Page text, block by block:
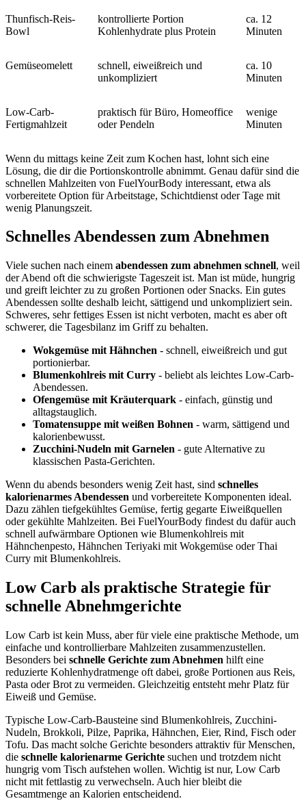
Thunfisch-Reis-
Bowl
kontrollierte Portion
Kohlenhydrate plus Protein
ca. 12
Minuten
Gemüseomelett
schnell, eiweißreich und
unkompliziert
ca. 10
Minuten
Low-Carb-
Fertigmahlzeit
praktisch für Büro, Homeoffice
oder Pendeln
wenige
Minuten
Wenn du mittags keine Zeit zum Kochen hast, lohnt sich eine
Lösung, die dir die Portionskontrolle abnimmt. Genau dafür sind die
schnellen Mahlzeiten von FuelYourBody interessant, etwa als
vorbereitete Option für Arbeitstage, Schichtdienst oder Tage mit
wenig Planungszeit.
Schnelles Abendessen zum Abnehmen
Viele suchen nach einem abendessen zum abnehmen schnell, weil
der Abend oft die schwierigste Tageszeit ist. Man ist müde, hungrig
und greift leichter zu zu großen Portionen oder Snacks. Ein gutes
Abendessen sollte deshalb leicht, sättigend und unkompliziert sein.
Schweres, sehr fettiges Essen ist nicht verboten, macht es aber oft
schwerer, die Tagesbilanz im Griff zu behalten.
Wokgemüse mit Hähnchen - schnell, eiweißreich und gut
portionierbar.
Blumenkohlreis mit Curry - beliebt als leichtes Low-Carb-
Abendessen.
Ofengemüse mit Kräuterquark - einfach, günstig und
alltagstauglich.
Tomatensuppe mit weißen Bohnen - warm, sättigend und
kalorienbewusst.
Zucchini-Nudeln mit Garnelen - gute Alternative zu
klassischen Pasta-Gerichten.
Wenn du abends besonders wenig Zeit hast, sind schnelles
kalorienarmes Abendessen und vorbereitete Komponenten ideal.
Dazu zählen tiefgekühltes Gemüse, fertig gegarte Eiweißquellen
oder gekühlte Mahlzeiten. Bei FuelYourBody findest du dafür auch
schnell aufwärmbare Optionen wie Blumenkohlreis mit
Hähnchenpesto, Hähnchen Teriyaki mit Wokgemüse oder Thai
Curry mit Blumenkohlreis.
Low Carb als praktische Strategie für
schnelle Abnehmgerichte
Low Carb ist kein Muss, aber für viele eine praktische Methode, um
einfache und kontrollierbare Mahlzeiten zusammenzustellen.
Besonders bei schnelle Gerichte zum Abnehmen hilft eine
reduzierte Kohlenhydratmenge oft dabei, große Portionen aus Reis,
Pasta oder Brot zu vermeiden. Gleichzeitig entsteht mehr Platz für
Eiweiß und Gemüse.
Typische Low-Carb-Bausteine sind Blumenkohlreis, Zucchini-
Nudeln, Brokkoli, Pilze, Paprika, Hähnchen, Eier, Rind, Fisch oder
Tofu. Das macht solche Gerichte besonders attraktiv für Menschen,
die schnelle kalorienarme Gerichte suchen und trotzdem nicht
hungrig vom Tisch aufstehen wollen. Wichtig ist nur, Low Carb
nicht mit fettlastig zu verwechseln. Auch hier bleibt die
Gesamtmenge an Kalorien entscheidend.